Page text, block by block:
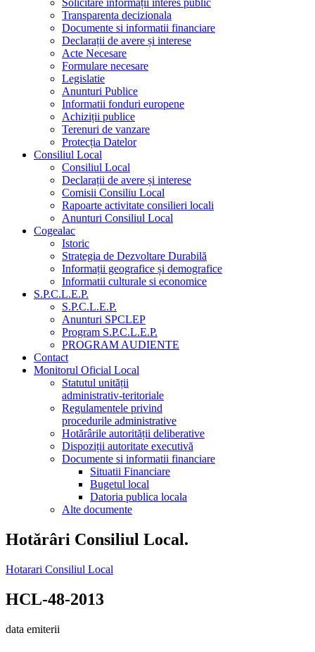
Solicitare informații interes public
Transparenta decizionala
Documente si informatii financiare
Declarații de avere și interese
Acte Necesare
Formulare necesare
Legislatie
Anunturi Publice
Informatii fonduri europene
Achiziții publice
Terenuri de vanzare
Protecția Datelor
Consiliul Local
Consiliul Local
Declarații de avere și interese
Comisii Consiliu Local
Rapoarte activitate consilieri locali
Anunturi Consiliul Local
Cogealac
Istoric
Strategia de Dezvoltare Durabilă
Informații geografice și demografice
Informatii culturale si economice
S.P.C.L.E.P.
S.P.C.L.E.P.
Anunturi SPCLEP
Program S.P.C.L.E.P.
PROGRAM AUDIENTE
Contact
Monitorul Oficial Local
Statutul unității
administrativ-teritoriale
Regulamentele privind
procedurile administrative
Hotărârile autorității deliberative
Dispoziții autoritate executivă
Documente si informatii financiare
Situatii Financiare
Bugetul local
Datoria publica locala
Alte documente
Hotărâri Consiliul Local.
Hotarari Consiliul Local
HCL-48-2013
data emiterii